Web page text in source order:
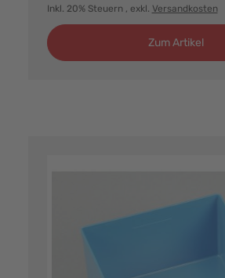
Inkl. 20% Steuern , exkl. Versandkosten
Zum Artikel